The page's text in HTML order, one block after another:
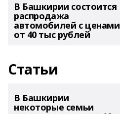
В Башкирии состоится
распродажа
автомобилей с ценами
от 40 тыс рублей
Статьи
В Башкирии
некоторые семьи